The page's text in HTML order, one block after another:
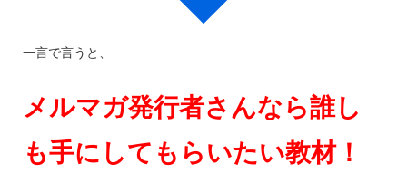
一言で言うと、
メルマガ発行者さんなら誰し
も手にしてもらいたい教材！